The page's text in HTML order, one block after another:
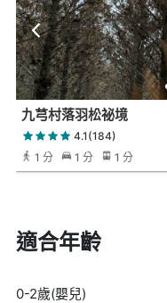
九芎村落羽松祕境
4.1(184)
1 分
1 分 1 分
適合年齡
0-2歲(嬰兒)